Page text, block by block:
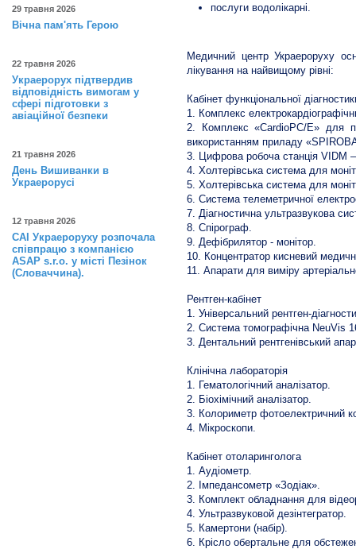
29 травня 2026
Вічна пам'ять Герою
22 травня 2026
Украерорух підтвердив
відповідність вимогам у
сфері підготовки з
авіаційної безпеки
21 травня 2026
День Вишиванки в
Украерорусі
12 травня 2026
САІ Украероруху розпочала
співпрацю з компанією
ASAP s.r.o. у місті Пезінок
(Словаччина).
послуги водолікарні.
Медичний центр Украероруху
лікування на найвищому рівні:
Кабінет функціональної
1. Комплекс
2. Комплекс «CardioPC/Е» для
використанням приладу
3. Цифрова робоча станція VIDM
4. Холтерівська система для
5. Холтерівська система для
6. Система телеметричної
7. Діагностична ультразвукова
8. Спірограф.
9. Дефібрилятор - монітор.
10. Концентратор кисневий
11. Апарати для виміру
Рентген-кабінет
1. Універсальний рентген-
2. Система томографічна NeuVis
3. Дентальний рентгенівський
Клінічна лабораторія
1. Гематологічний аналізатор.
2. Біохімічний аналізатор.
3. Колориметр фотоелектричний
4. Мікроскопи.
Кабінет отоларинголога
1. Аудіометр.
2. Імпедансометр «Зодіак».
3. Комплект обладнання для
4. Ультразвуковой дезінтегратор.
5. Камертони (набір).
6. Крісло обертальне для